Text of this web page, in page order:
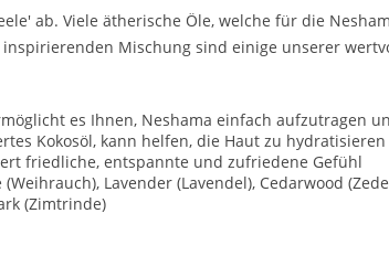
ab. Viele ätherische Öle, welche für die
Mischung sind einige unserer
es Ihnen, Neshama einfach aufzutragen
Kokosöl, kann helfen, die Haut zu
friedliche, entspannte und zufriedene Gefühl
Lavender (Lavendel), Cedarwood
(Zimtrinde)